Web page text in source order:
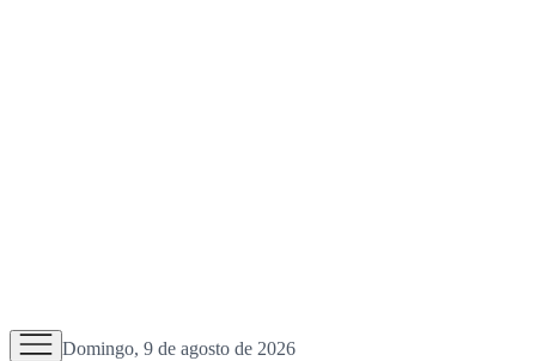
Domingo, 9 de agosto de 2026